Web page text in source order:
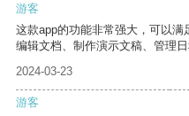
游客
这款app的功能非常强大，可以
编辑文档、制作演示文稿、管理日
2024-03-23
游客